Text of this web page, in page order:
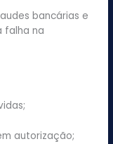
bancárias e
falha na
autorização;